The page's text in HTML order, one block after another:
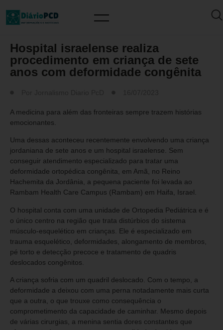
Hospital israelense realiza
procedimento em criança de sete
anos com deformidade congênita
A medicina para além das fronteiras sempre trazem histórias
emocionantes.
Uma dessas aconteceu recentemente envolvendo uma criança
jordaniana de sete anos e um hospital israelense. Sem
conseguir atendimento especializado para tratar uma
deformidade ortopédica congênita, em Amã, no Reino
Hachemita da Jordânia, a pequena paciente foi levada ao
Rambam Health Care Campus (Rambam) em Haifa, Israel.
O hospital conta com uma unidade de Ortopedia Pediátrica e é
o único centro na região que trata distúrbios do sistema
músculo-esquelético em crianças. Ele é especializado em
trauma esquelético, deformidades, alongamento de membros,
pé torto e detecção precoce e tratamento de quadris
deslocados congênitos.
A criança sofria com um quadril deslocado. Com o tempo, a
deformidade a deixou com uma perna notadamente mais curta
que a outra, o que trouxe como consequência o
comprometimento da capacidade de caminhar. Mesmo depois
de várias cirurgias, a menina sentia dores constantes que